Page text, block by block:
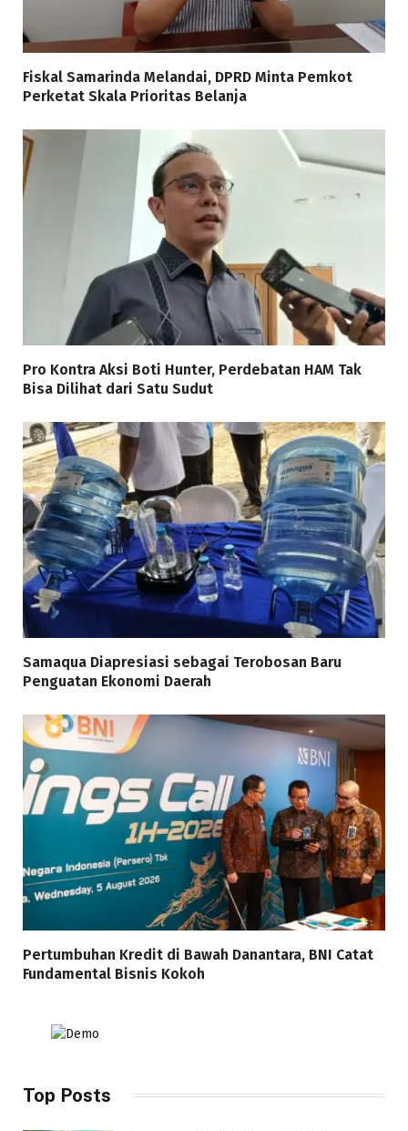
Fiskal Samarinda Melandai, DPRD Minta Pemkot
Perketat Skala Prioritas Belanja
Pro Kontra Aksi Boti Hunter, Perdebatan HAM Tak
Bisa Dilihat dari Satu Sudut
Samaqua Diapresiasi sebagai Terobosan Baru
Penguatan Ekonomi Daerah
Pertumbuhan Kredit di Bawah Danantara, BNI Catat
Fundamental Bisnis Kokoh
Top Posts